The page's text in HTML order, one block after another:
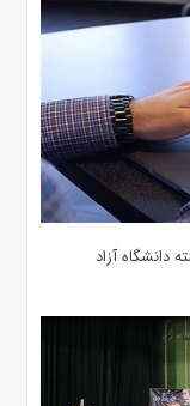
دانشگاه آزاد